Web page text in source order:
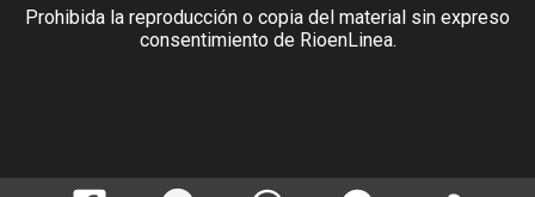
Prohibida la reproducción o copia del material sin expreso
consentimiento de RioenLinea.